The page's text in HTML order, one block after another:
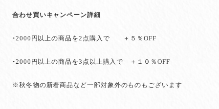
合わせ買いキャンペーン詳細
・2000円以上の商品を2点購入で ＋５％OFF
・2000円以上の商品を3点以上購入で ＋１０％OFF
※秋冬物の新着商品など一部対象外のものもございます